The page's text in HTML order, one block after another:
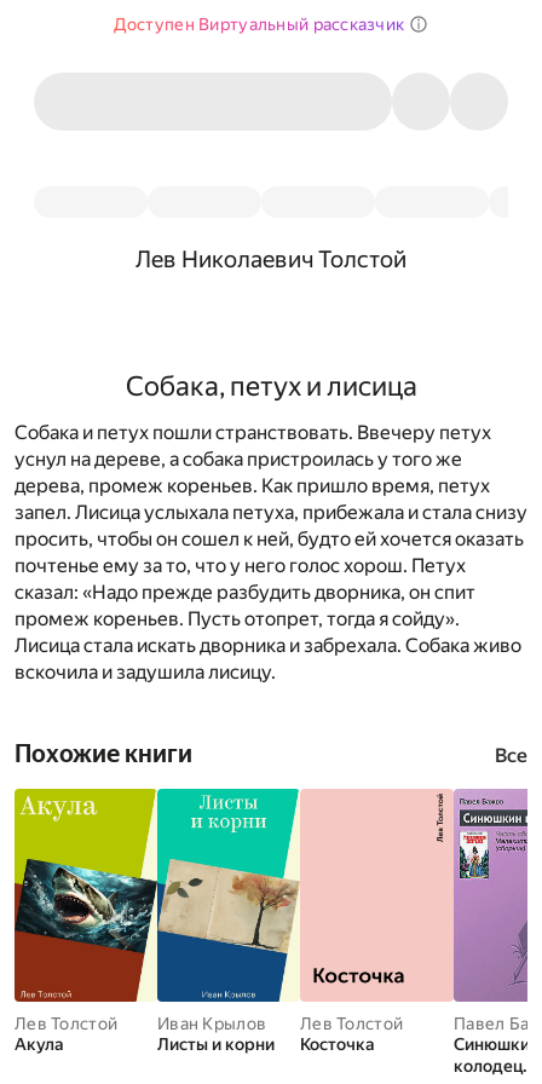
Доступен Виртуальный рассказчик
Лев Николаевич Толстой
Собака, петух и лисица
Собака и петух пошли странствовать. Ввечеру петух
уснул на дереве, а собака пристроилась у того же
дерева, промеж кореньев. Как пришло время, петух
запел. Лисица услыхала петуха, прибежала и стала снизу
просить, чтобы он сошел к ней, будто ей хочется оказать
почтенье ему за то, что у него голос хорош. Петух
сказал: «Надо прежде разбудить дворника, он спит
промеж кореньев. Пусть отопрет, тогда я сойду».
Лисица стала искать дворника и забрехала. Собака живо
вскочила и задушила лисицу.
Похожие книги Все
Лев Толстой
Акула
Иван Крылов
Листы и корни
Лев Толстой
Косточка
Павел
Синюшкин
колодец